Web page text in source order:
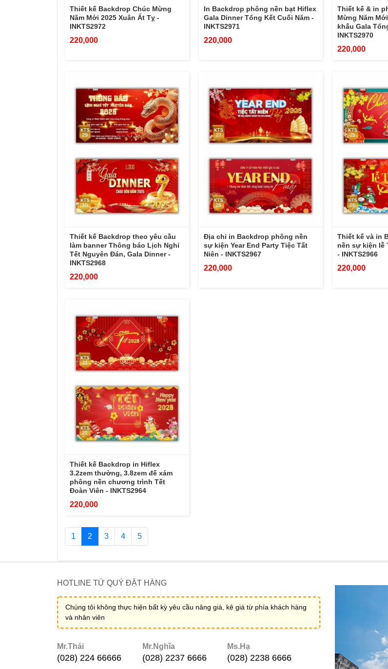
Thiết kế Backdrop Chúc Mừng
Năm Mới 2025 Xuân Ất Tỵ -
INKTS2972
220,000
In Backdrop phông nền bạt Hiflex
Gala Dinner Tổng Kết Cuối Năm -
INKTS2971
220,000
Thiết kế & in
Mừng Năm
khấu Gala
INKTS2970
220,000
Thiết kế Backdrop theo yêu cầu
làm banner Thông báo Lịch Nghỉ
Tết Nguyên Đán, Gala Dinner -
INKTS2968
220,000
Địa chỉ in Backdrop phông nền
sự kiện Year End Party Tiệc Tất
Niên - INKTS2967
220,000
Thiết kế và in
nền sự kiện lễ
- INKTS2966
220,000
Thiết kế Backdrop in Hiflex
3.2zem thường, 3.8zem đế xám
phông nền chương trình Tết
Đoàn Viên - INKTS2964
220,000
1 2 3 4 5
HOTLINE TỨ QUÝ ĐẶT HÀNG
Chúng tôi không thực hiện bất kỳ yêu cầu nâng giá, kê giá từ phía khách hàng
và nhân viên
Mr.Thái
(028) 224 66666
Mr.Nghĩa
(028) 2237 6666
Ms.Hạ
(028) 2238 6666